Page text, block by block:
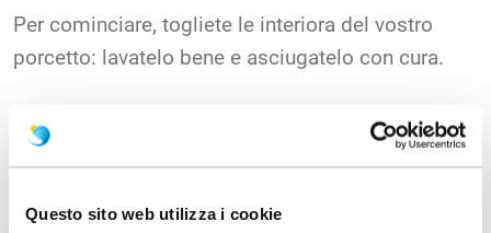
Questo sito web utilizza i cookie
Per cominciare, togliete le interiora del vostro
porcetto: lavatelo bene e asciugatelo con cura.
Strofinate il lardo sia all’interno che all’esterno del
porcetto e cospargetelo di sale e pepe.
Sistemate i rametti di mirto e le foglie di alloro